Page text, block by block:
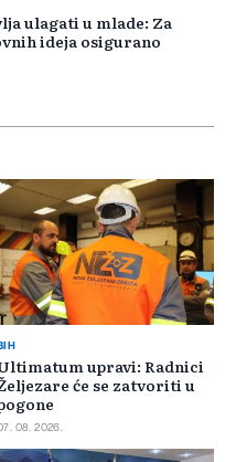
ulagati u mlade: Za
ideja osigurano
BIH
upravi: Radnici
će se zatvoriti u
08. 2026.